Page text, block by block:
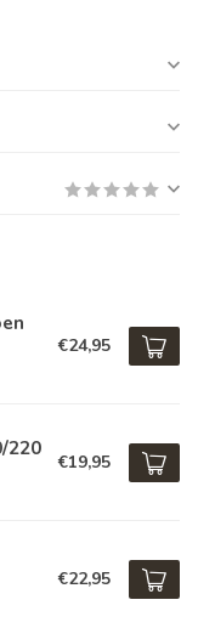
€24,95
220
€19,95
€22,95